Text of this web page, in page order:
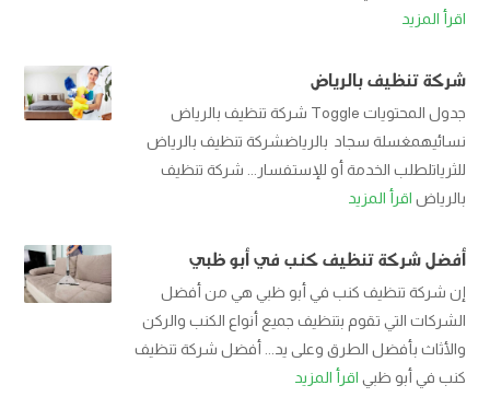
اقرأ المزيد
شركة تنظيف بالرياض
جدول المحتويات Toggle شركة تنظيف بالرياض
نسائيهمغسلة سجاد بالرياضشركة تنظيف بالرياض
للثرياتلطلب الخدمة أو للإستفسار... شركة تنظيف
بالرياض اقرأ المزيد
أفضل شركة تنظيف كنب في أبو ظبي
إن شركة تنظيف كنب في أبو ظبي هي من أفضل
الشركات التي تقوم بتنظيف جميع أنواع الكنب والركن
والأثاث بأفضل الطرق وعلى يد... أفضل شركة تنظيف
كنب في أبو ظبي اقرأ المزيد